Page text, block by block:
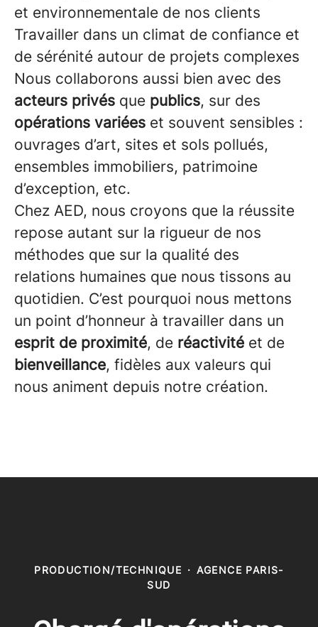
et environnementale de nos clients
Travailler dans un climat de confiance et
de sérénité autour de projets complexes
Nous collaborons aussi bien avec des
acteurs privés que publics, sur des
opérations variées et souvent sensibles :
ouvrages d’art, sites et sols pollués,
ensembles immobiliers, patrimoine
d’exception, etc.
Chez AED, nous croyons que la réussite
repose autant sur la rigueur de nos
méthodes que sur la qualité des
relations humaines que nous tissons au
quotidien. C’est pourquoi nous mettons
un point d’honneur à travailler dans un
esprit de proximité, de réactivité et de
bienveillance, fidèles aux valeurs qui
nous animent depuis notre création.
PRODUCTION/TECHNIQUE · AGENCE PARIS-
SUD